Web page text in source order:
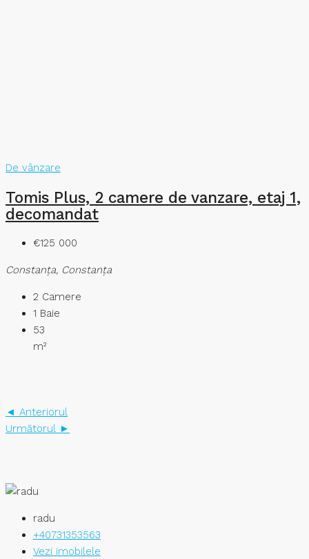
De vânzare
Tomis Plus, 2 camere de vanzare, etaj 1,
decomandat
€125 000
Constanţa, Constanța
2 Camere
1 Baie
53
m²
◄ Anteriorul
Următorul ►
radu
+40731353563
Vezi imobilele